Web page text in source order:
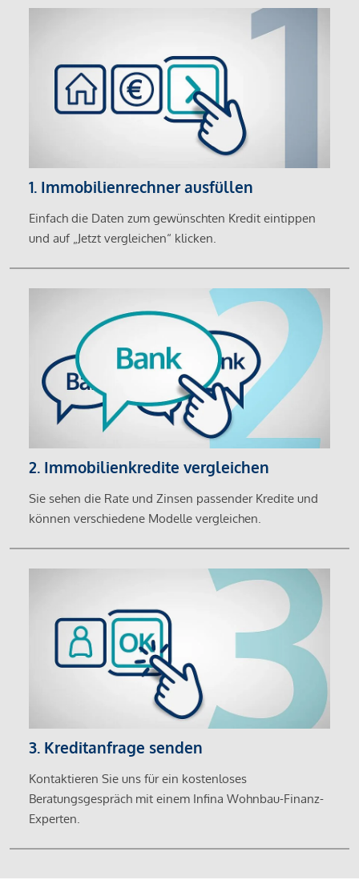
1. Immobilienrechner ausfüllen
Einfach die Daten zum gewünschten Kredit eintippen
und auf „Jetzt vergleichen“ klicken.
2. Immobilienkredite vergleichen
Sie sehen die Rate und Zinsen passender Kredite und
können verschiedene Modelle vergleichen.
3. Kreditanfrage senden
Kontaktieren Sie uns für ein kostenloses
Beratungsgespräch mit einem Infina Wohnbau-Finanz-
Experten.